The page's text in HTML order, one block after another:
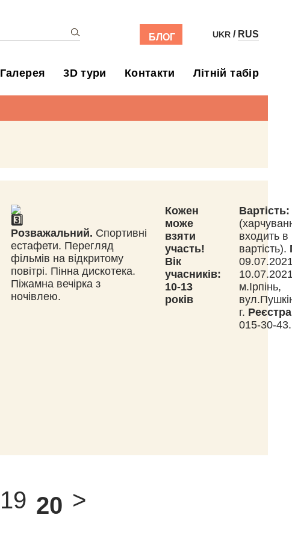
БЛОГ UKR / RUS
Галерея 3D тури Контакти Літній табір
Розважальний. Спортивні
естафети. Перегляд
фільмів на відкритому
повітрі. Пінна дискотека.
Піжамна вечірка з
ночівлею.
Кожен
може
взяти
участь!
Вік
учасників:
10-13
років
Вартість:
входить в
вартість).
м.Ірпінь,
г.
015-30-43.
19 20 >